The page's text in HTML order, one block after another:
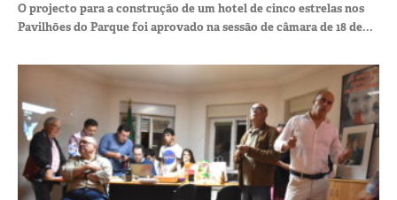
O projecto para a construção de um hotel de cinco estrelas nos
Pavilhões do Parque foi aprovado na sessão de câmara de 18 de...